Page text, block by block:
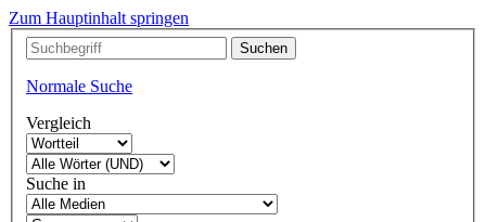
Zum Hauptinhalt springen
Normale Suche
Vergleich
Suche in